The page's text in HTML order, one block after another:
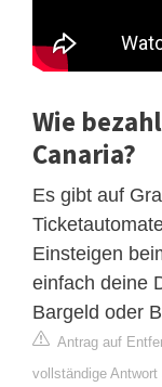
Wie
Canaria?
Es gibt auf
Einsteigen
einfach deine
Bargeld oder
Antrag auf
vollständige